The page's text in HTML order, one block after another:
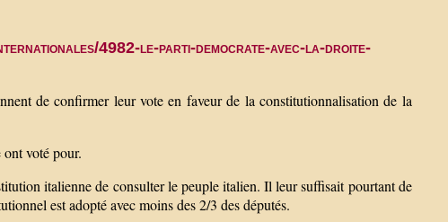
4982-le-parti-democrate-avec-la-droite-
de confirmer leur vote en faveur de la constitutionnalisation de la
voté pour.
italienne de consulter le peuple italien. Il leur suffisait pourtant de
est adopté avec moins des 2/3 des députés.